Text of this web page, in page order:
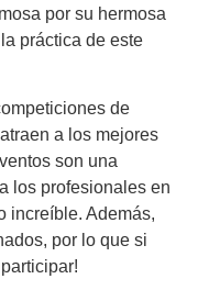
por su hermosa
práctica de este
de
a los mejores
son una
los profesionales en
increíble. Además,
por lo que si